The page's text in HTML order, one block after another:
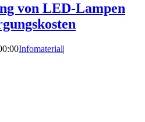
von LED-Lampen
Infomaterial|